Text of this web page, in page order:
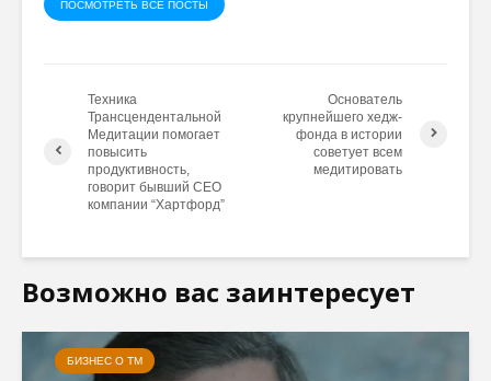
ПОСМОТРЕТЬ ВСЕ ПОСТЫ
Техника
Трансцендентальной
Медитации помогает
повысить
продуктивность,
говорит бывший CEO
компании “Хартфорд”
Основатель
крупнейшего хедж-
фонда в истории
советует всем
медитировать
Возможно вас заинтересует
БИЗНЕС О ТМ